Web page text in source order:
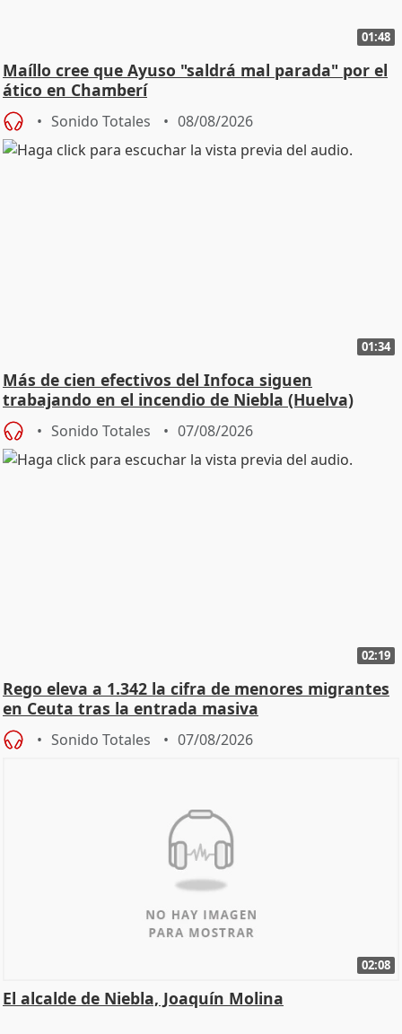
01:48
Maíllo cree que Ayuso "saldrá mal parada" por el
ático en Chamberí
Sonido Totales 08/08/2026
01:34
Más de cien efectivos del Infoca siguen
trabajando en el incendio de Niebla (Huelva)
Sonido Totales 07/08/2026
02:19
Rego eleva a 1.342 la cifra de menores migrantes
en Ceuta tras la entrada masiva
Sonido Totales 07/08/2026
02:08
El alcalde de Niebla, Joaquín Molina